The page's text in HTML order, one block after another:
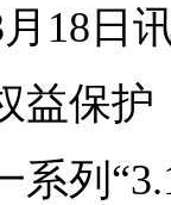
18日
益保
系列